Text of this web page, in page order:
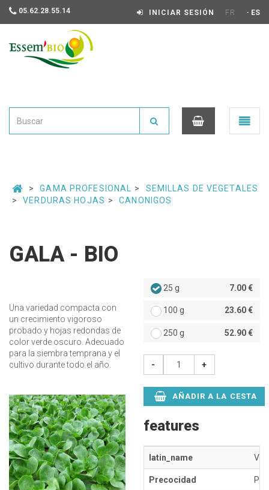
05.62.28.55.14 INICIAR SESIÓN FR - ES
Ouvrir
le
GAMA PROFESIONAL
SEMILLAS DE VEGETALES
VERDURAS HOJAS
CANONIGOS
GALA - BIO
Una variedad compacta con
un crecimiento vigoroso
probado y hojas redondas de
color verde oscuro. Adecuado
para la siembra temprana y el
cultivo durante todo el año.
25 g 7.00 €
100 g 23.60 €
250 g 52.90 €
- +
AÑADIR A LA CESTA
features
latin_name
Precocidad